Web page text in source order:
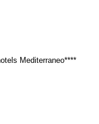
Mediterraneo****